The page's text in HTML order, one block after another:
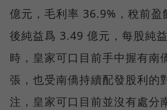
億元，毛利率 36.9%，稅前
後純益爲 3.49 億元，每股純
時，皇家可口目前手中握有南
張，也受南僑持續配發股利的
注，皇家可口目前並沒有處分